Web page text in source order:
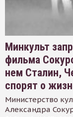
Минкульт
фильма
нем Сталин,
спорят о
Министерство
Александра